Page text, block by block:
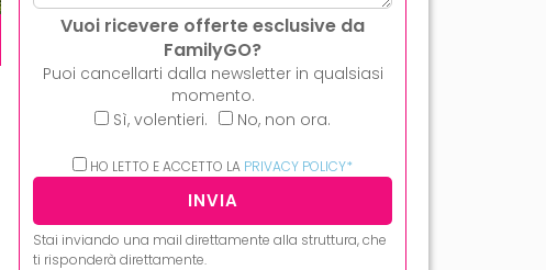
Vuoi ricevere offerte esclusive da
FamilyGO?
Puoi cancellarti dalla newsletter in qualsiasi
momento.
Sì, volentieri.
No, non ora.
HO LETTO E ACCETTO LA PRIVACY POLICY*
Stai inviando una mail direttamente alla struttura, che
ti risponderà direttamente.